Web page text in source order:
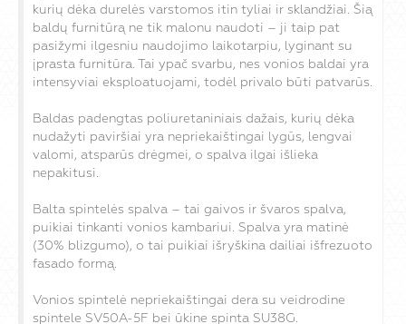
kurių dėka durelės varstomos itin tyliai ir sklandžiai. Šią
baldų furnitūrą ne tik malonu naudoti – ji taip pat
pasižymi ilgesniu naudojimo laikotarpiu, lyginant su
įprasta furnitūra. Tai ypač svarbu, nes vonios baldai yra
intensyviai eksploatuojami, todėl privalo būti patvarūs.
Baldas padengtas poliuretaniniais dažais, kurių dėka
nudažyti paviršiai yra nepriekaištingai lygūs, lengvai
valomi, atsparūs drėgmei, o spalva ilgai išlieka
nepakitusi.
Balta spintelės spalva – tai gaivos ir švaros spalva,
puikiai tinkanti vonios kambariui. Spalva yra matinė
(30% blizgumo), o tai puikiai išryškina dailiai išfrezuoto
fasado formą.
Vonios spintelė nepriekaištingai dera su veidrodine
spintele SV50A-5F bei ūkine spinta SU38G.